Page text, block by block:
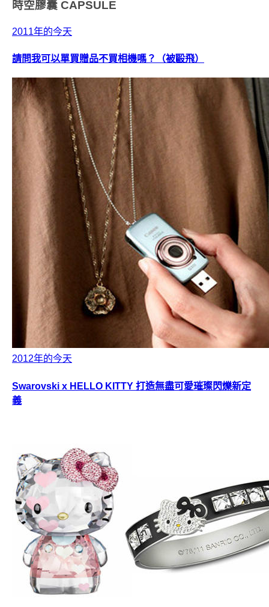
時空膠囊 CAPSULE
2011年的今天
請問我可以單買贈品不買相機嗎？（被毆飛）
2012年的今天
Swarovski x HELLO KITTY 打造無盡可愛璀璨閃爍新定
義